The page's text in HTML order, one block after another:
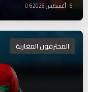
6 أغسطس 2026 6
المحترفون المغاربة